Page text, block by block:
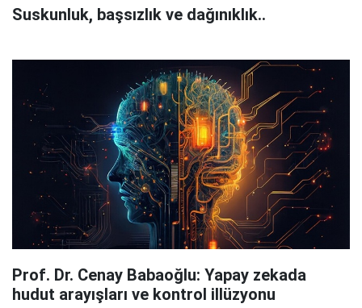
Suskunluk, başsızlık ve dağınıklık..
Prof. Dr. Cenay Babaoğlu: Yapay zekada
hudut arayışları ve kontrol illüzyonu